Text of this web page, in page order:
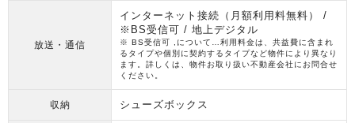
放送・通信
インターネット接続（月額利用料無料） /
※BS受信可 / 地上デジタル
※ BS受信可 ,について…利用料金は、共益費に含まれ
るタイプや個別に契約するタイプなど物件により異なり
ます。詳しくは、物件お取り扱い不動産会社にお問合せ
ください。
収納 シューズボックス